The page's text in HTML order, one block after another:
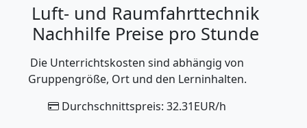
Luft- und Raumfahrttechnik
Nachhilfe Preise pro Stunde
Die Unterrichtskosten sind abhängig von
Gruppengröße, Ort und den Lerninhalten.
Durchschnittspreis: 32.31EUR/h